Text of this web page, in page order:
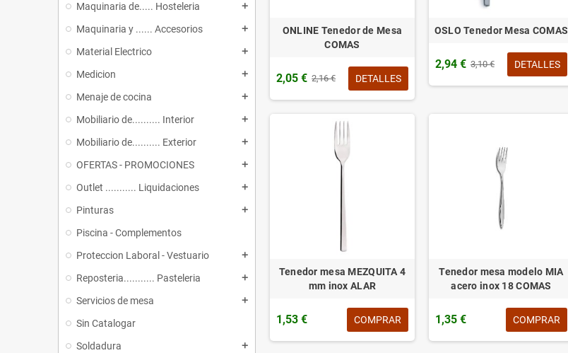
Maquinaria de..... Hosteleria add
Maquinaria y ...... Accesorios add
Material Electrico add
Medicion add
Menaje de cocina add
Mobiliario de.......... Interior add
Mobiliario de.......... Exterior add
OFERTAS - PROMOCIONES add
Outlet ........... Liquidaciones add
Pinturas add
Piscina - Complementos
Proteccion Laboral - Vestuario
add
Reposteria........... Pasteleria add
Servicios de mesa add
Sin Catalogar
Soldadura
add
ONLINE Tenedor de Mesa
COMAS
2,05 € 2,16 € DETALLES
OSLO Tenedor Mesa COMAS
2,94 € 3,10 € DETALLES
Tenedor mesa MEZQUITA 4
mm inox ALAR
1,53 € COMPRAR
Tenedor mesa modelo MIA
acero inox 18 COMAS
1,35 € COMPRAR